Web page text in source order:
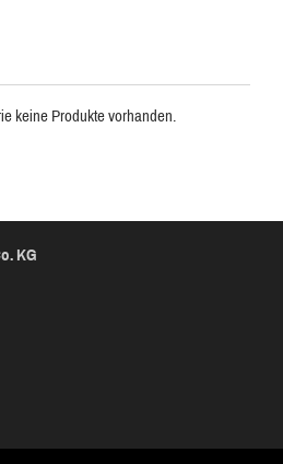
keine Produkte vorhanden.
KG